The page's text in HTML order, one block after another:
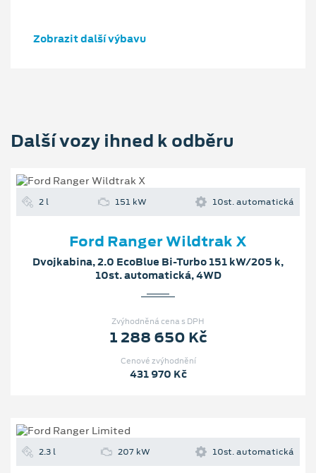
Zobrazit další výbavu
Další vozy ihned k odběru
2 l 151 kW 10st. automatická
Ford Ranger Wildtrak X
Dvojkabina, 2.0 EcoBlue Bi-Turbo 151 kW/205 k,
10st. automatická, 4WD
Zvýhodněná cena s DPH
1 288 650 Kč
Cenové zvýhodnění
431 970 Kč
2.3 l 207 kW 10st. automatická